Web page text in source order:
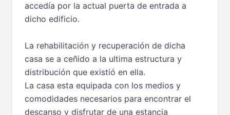
accedía por la actual puerta de entrada a
dicho edificio.
La rehabilitación y recuperación de dicha
casa se a ceñido a la ultima estructura y
distribución que existió en ella.
La casa esta equipada con los medios y
comodidades necesarios para encontrar el
descanso y disfrutar de una estancia